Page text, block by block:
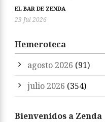
EL BAR DE ZENDA
23 Jul 2026
Hemeroteca
agosto 2026 (91)
julio 2026 (354)
Bienvenidos a Zenda